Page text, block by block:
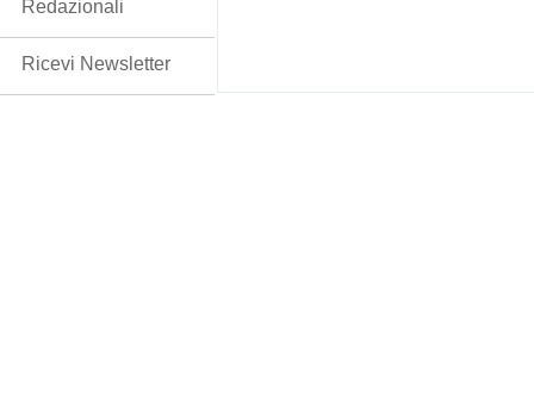
Redazionali
Ricevi Newsletter